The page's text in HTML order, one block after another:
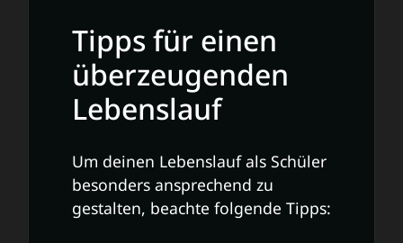
Tipps für einen
überzeugenden
Lebenslauf
Um deinen Lebenslauf als Schüler
besonders ansprechend zu
gestalten, beachte folgende Tipps: